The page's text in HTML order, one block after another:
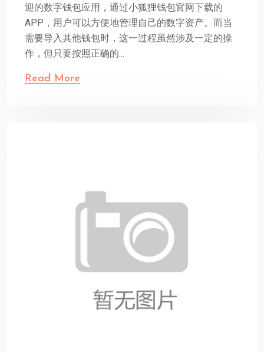
迎的数字钱包应用，通过小狐狸钱包官网下载的
APP，用户可以方便地管理自己的数字资产。而当
需要导入其他钱包时，这一过程虽然涉及一定的操
作，但只要按照正确的...
Read More